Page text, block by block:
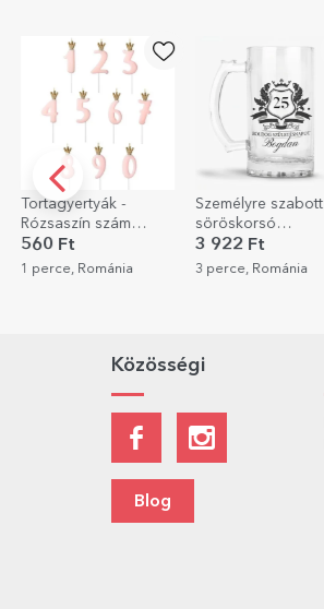
Személyre szabott
söröskorsó
szöveggel - Royalty
3 922 Ft
3 perce, Románia
Személyre szabott
sör szöveggel -
Boldog
születésnapot!
1 760 Ft
3 perce, Románia
Közösségi
Blog